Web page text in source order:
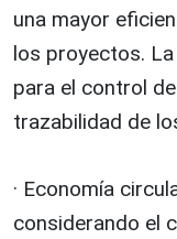
una mayor
los proyectos.
para el control
trazabilidad de
· Economía
considerando el